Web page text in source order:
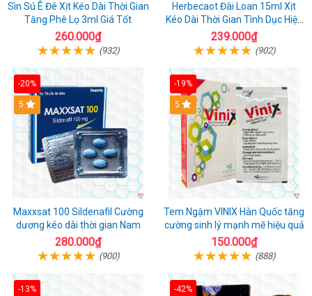
Sìn Sú Ê Đê Xịt Kéo Dài Thời Gian
Tăng Phê Lọ 3ml Giá Tốt
260.000₫
(932)
Herbecaot Đài Loan 15ml Xịt
Kéo Dài Thời Gian Tình Dục Hiệu
Quả
239.000₫
(902)
-20%
5
Maxxsat 100 Sildenafil Cường
dương kéo dài thời gian Nam
280.000₫
(900)
-19%
5
Tem Ngậm VINIX Hàn Quốc tăng
cường sinh lý mạnh mẽ hiệu quả
150.000₫
(888)
-13% -42%